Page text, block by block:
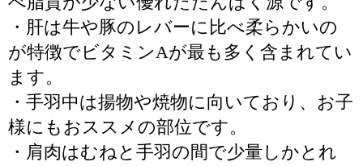
・肝は牛や豚のレバーに比べ柔らかいの
が特徴でビタミンAが最も多く含まれてい
ます。
・手羽中は揚物や焼物に向いており、お子
様にもおススメの部位です。
・肩肉はむねと手羽の間で少量しかとれ